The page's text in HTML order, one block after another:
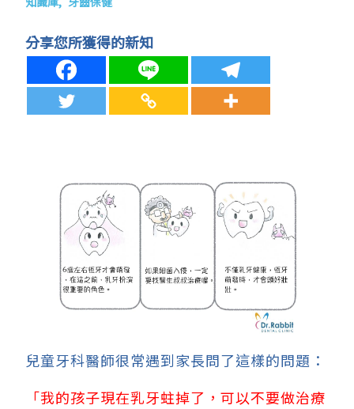
分享您所獲得的新知
兒童牙科醫師很常遇到家長問了這樣的問題：
「我的孩子現在乳牙蛀掉了，可以不要做治療